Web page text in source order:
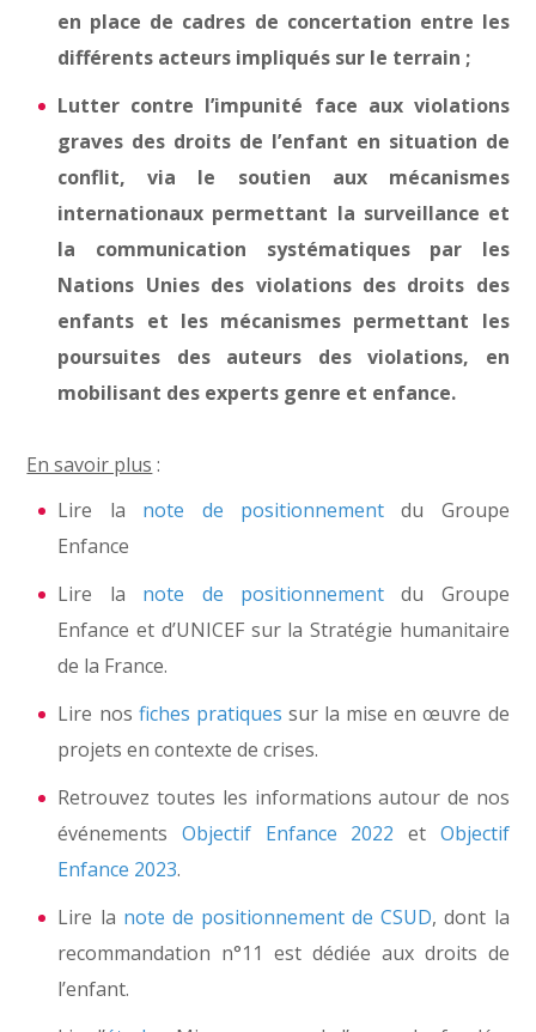
en place de cadres de concertation entre les
différents acteurs impliqués sur le terrain ;
Lutter contre l’impunité face aux violations
graves des droits de l’enfant en situation de
conflit, via le soutien aux mécanismes
internationaux permettant la surveillance et
la communication systématiques par les
Nations Unies des violations des droits des
enfants et les mécanismes permettant les
poursuites des auteurs des violations, en
mobilisant des experts genre et enfance.
En savoir plus :
Lire la note de positionnementdu Groupe
Enfance
Lire la note de positionnementdu Groupe
Enfance et d’UNICEF sur la Stratégie humanitaire
de la France.
Lire nos fiches pratiques sur la mise en œuvre de
projets en contexte de crises.
Retrouvez toutes les informations autour de nos
événementsObjectif Enfance 2022 et Objectif
Enfance 2023.
Lire la note de positionnement de CSUD, dont la
recommandation n°11 est dédiée aux droits de
l’enfant.